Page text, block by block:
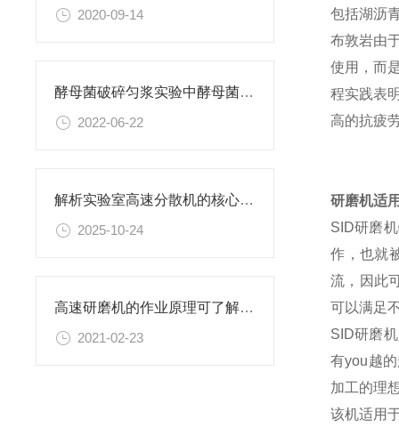
2020-09-14
酵母菌破碎匀浆实验中酵母菌匀浆机起到哪些作用？
2022-06-22
解析实验室高速分散机的核心构造及原理
2025-10-24
高速研磨机的作业原理可了解一下
2021-02-23
包括湖沥
布敦岩由
使用，而
程实践表
高的抗疲
研磨机适
SID研磨
作，也就
流，因此
可以满足
SID研磨
有you越
加工的理
该机适用